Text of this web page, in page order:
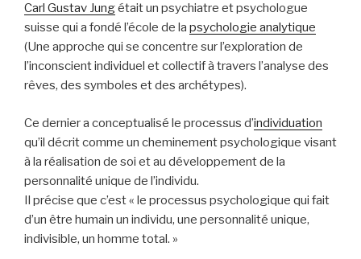
Carl Gustav Jungétait un psychiatre et psychologue
suisse qui a fondé l’école de la psychologie analytique
(Une approche qui se concentre sur l’exploration de
l’inconscient individuel et collectif à travers l’analyse des
rêves, des symboles et des archétypes).
Ce dernier a conceptualisé le processus d’individuation
qu’il décrit comme un cheminement psychologique visant
à la réalisation de soi et au développement de la
personnalité unique de l’individu.
Il précise que c’est « le processus psychologique qui fait
d’un être humain un individu, une personnalité unique,
indivisible, un homme total. »